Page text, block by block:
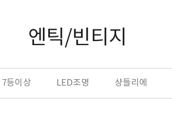
엔틱/빈티지
7등이상 LED조명 샹들리에